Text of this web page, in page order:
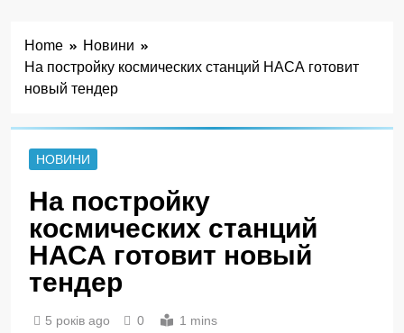
Home
Новини
На постройку космических станций НАСА готовит
новый тендер
НОВИНИ
На постройку
космических станций
НАСА готовит новый
тендер
5 років ago 0 1 mins